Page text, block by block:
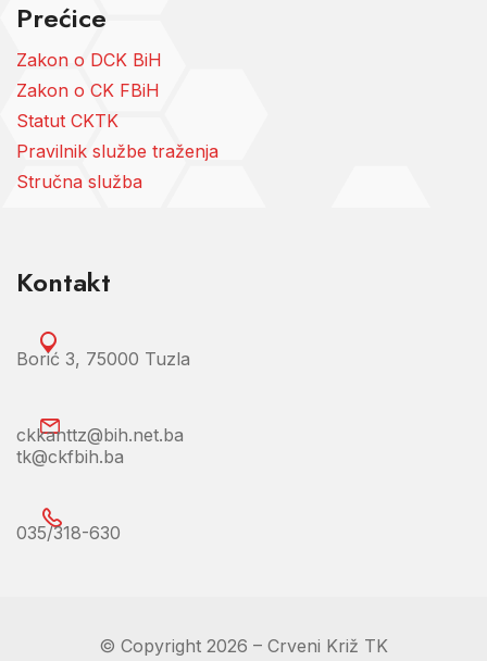
Prećice
Zakon o DCK BiH
Zakon o CK FBiH
Statut CKTK
Pravilnik službe traženja
Stručna služba
Kontakt
Borić 3, 75000 Tuzla
ckkanttz@bih.net.ba
tk@ckfbih.ba
035/318-630
© Copyright 2026 – Crveni Križ TK